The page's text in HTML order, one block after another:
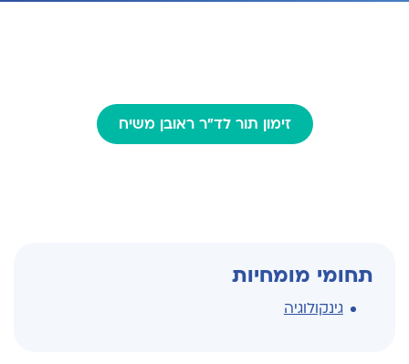
זימון תור לד"ר ראובן משיח
תחומי מומחיות
גינקולוגיה